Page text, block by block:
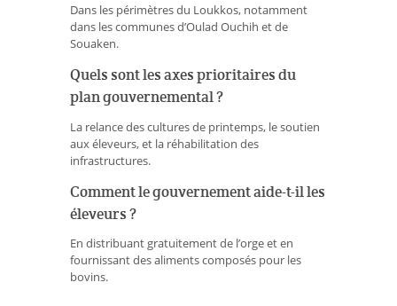
Dans les périmètres du Loukkos, notamment
dans les communes d’Oulad Ouchih et de
Souaken.
Quels sont les axes prioritaires du
plan gouvernemental ?
La relance des cultures de printemps, le soutien
aux éleveurs, et la réhabilitation des
infrastructures.
Comment le gouvernement aide-t-il les
éleveurs ?
En distribuant gratuitement de l’orge et en
fournissant des aliments composés pour les
bovins.